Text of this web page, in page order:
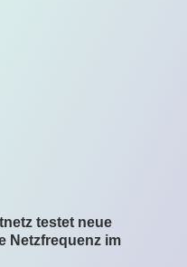
testet neue
Netzfrequenz im